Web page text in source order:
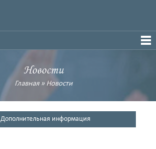
Новости
Главная» Новости
Дополнительная информация